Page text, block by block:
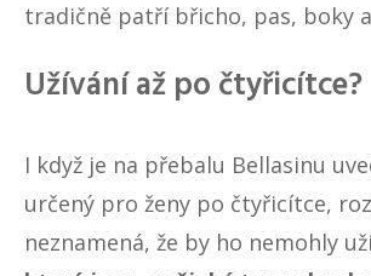
tradičně patří břicho, pas, boky
Užívání až po čtyřicítce?
I když je na přebalu Bellasinu
určený pro ženy po čtyřicítce,
neznamená, že by ho nemohly